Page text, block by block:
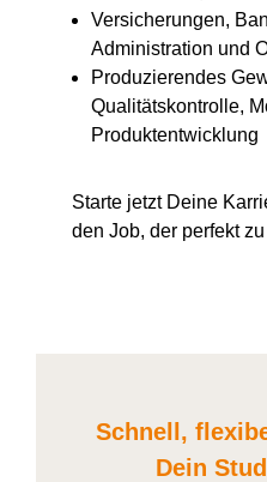
Versicherungen,
Administration und
Produzierendes
Qualitätskontrolle,
Produktentwicklung
Starte jetzt Deine
den Job, der perfekt
Schnell,
Dein